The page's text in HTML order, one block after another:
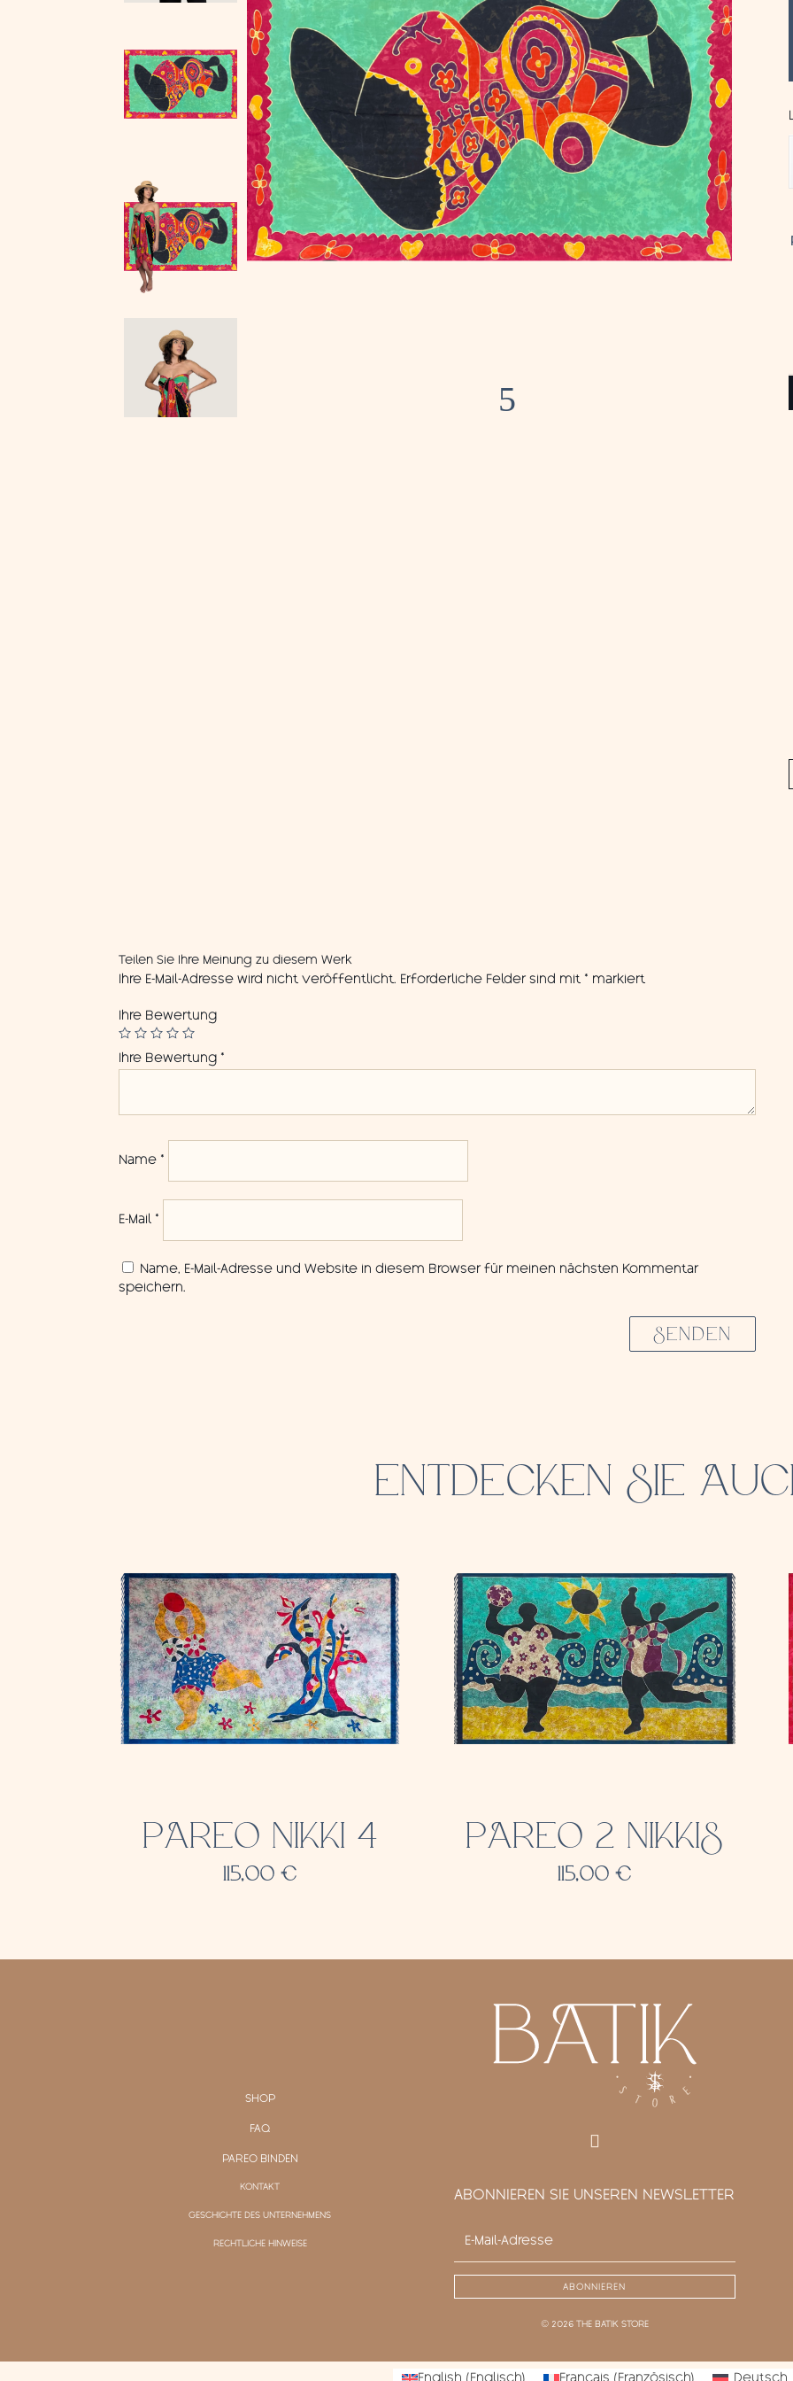
Teilen Sie Ihre Meinung zu diesem Werk
Ihre E-Mail-Adresse wird nicht veröffentlicht. Erforderliche Felder sind mit * markiert
Ihre Bewertung
Ihre Bewertung *
Name *
E-Mail *
Name, E-Mail-Adresse und Website in diesem Browser für meinen nächsten Kommentar
speichern.
SENDEN
ENTDECKEN SIE
PAREO NIKKI 4
115,00€
PAREO 2 NIKKIS
115,00€
SHOP
FAQ
PAREO BINDEN
KONTAKT
GESCHICHTE DES UNTERNEHMENS
RECHTLICHE HINWEISE
ABONNIEREN SIE UNSEREN NEWSLETTER
ABONNIEREN
© 2026 THE BATIK STORE